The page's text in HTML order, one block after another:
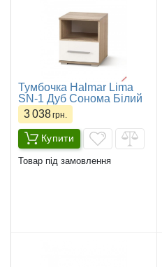
Тумбочка Halmar Lima
SN-1 Дуб Сонома Білий
3 038грн.
Купити
Товар під замовлення